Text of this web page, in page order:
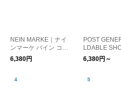
NEIN MARKE｜ナイ
ンマーケ パイン コー
ナーブックスタンド
6,380円
POST
LDABLE
K / フォルダ
ーズラック
6,380円～